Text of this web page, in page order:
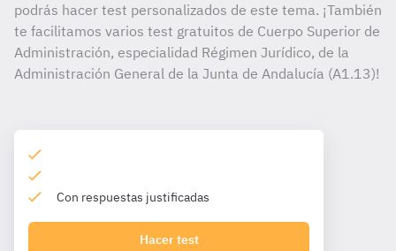
podrás hacer test personalizados de este tema. ¡También
te facilitamos varios test gratuitos de Cuerpo Superior de
Administración, especialidad Régimen Jurídico, de la
Administración General de la Junta de Andalucía (A1.13)!
Con respuestas justificadas
Hacer test